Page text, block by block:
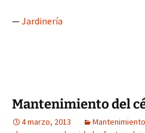
—Jardinería
Mantenimiento del
4 marzo, 2013